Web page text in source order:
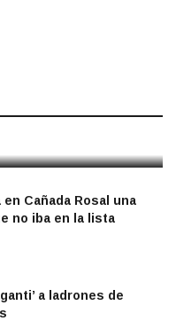
Écija al Día
Cañada Rosal una
no iba en la lista
a ladrones de